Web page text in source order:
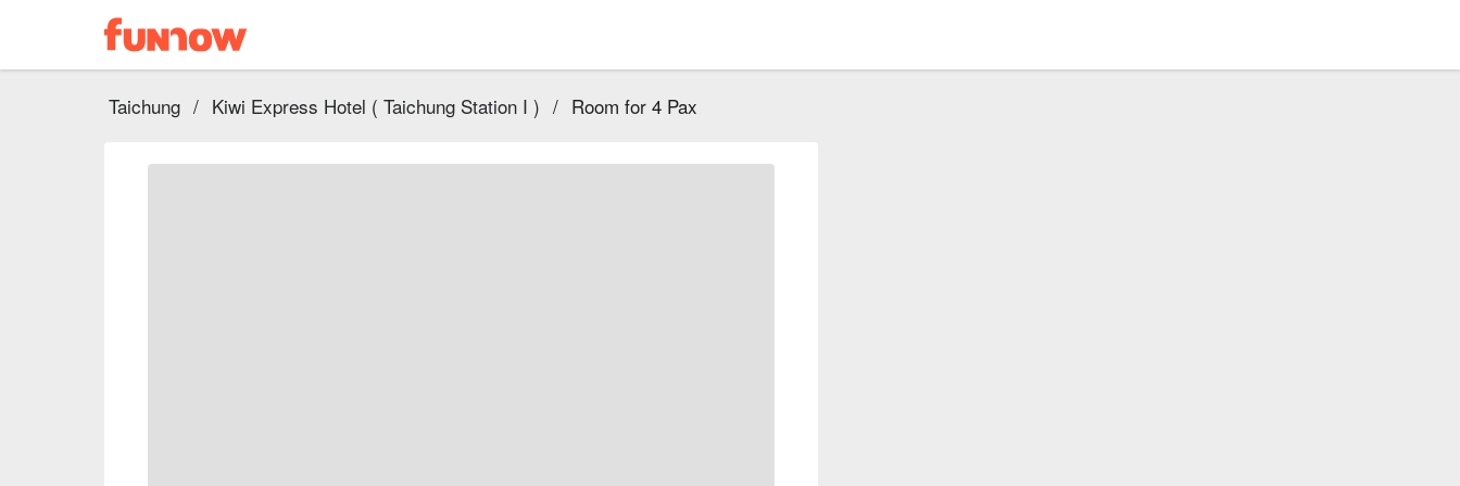
Taichung / Kiwi Express Hotel ( Taichung Station I ) / Room for 4 Pax